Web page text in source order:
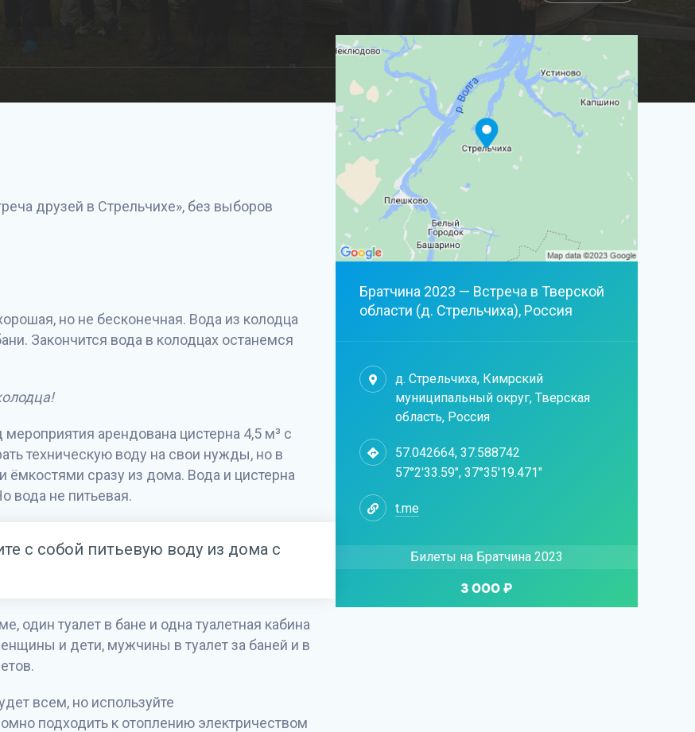
друзей в Стрельчихе», без выборов
но не бесконечная. Вода из колодца
Закончится вода в колодцах останемся
арендована цистерна 4,5 м³ с
техническую воду на свои нужды, но в
сразу из дома. Вода и цистерна
вода не питьевая.
с собой питьевую воду из дома с
один туалет в бане и одна туалетная кабина
и дети, мужчины в туалет за баней и в
всем, но используйте
подходить к отоплению электричеством
Братчина 2023 — Встреча в Тверской
области (д. Стрельчиха), Россия
д. Стрельчиха, Кимрский
муниципальный округ, Тверская
область, Россия
57.042664, 37.588742
57°2'33.59", 37°35'19.471"
t.me
Билеты на Братчина 2023
3 000 ₽